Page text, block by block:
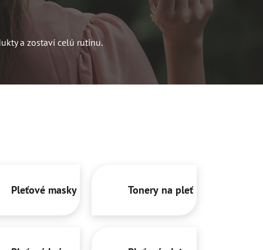
a zostaví celú rutinu.
Pleťové masky Tonery na pleť